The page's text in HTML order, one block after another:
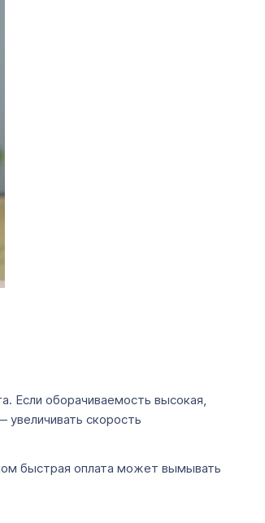
Если оборачиваемость высокая,
скорость
быстрая оплата может вымывать